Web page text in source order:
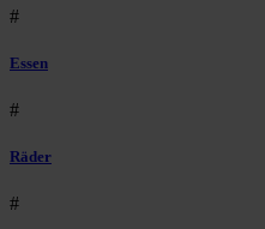
#
Essen
#
Räder
#